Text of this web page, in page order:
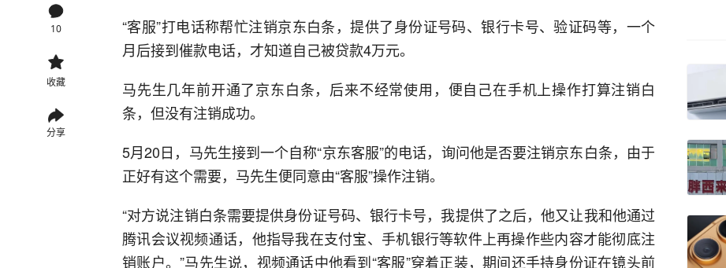
10
收藏
分享
“客服”打电话称帮忙注销京东白条，提供了身份证号码、银行卡号、验证码等，一个
月后接到催款电话，才知道自己被贷款4万元。
马先生几年前开通了京东白条，后来不经常使用，便自己在手机上操作打算注销白
条，但没有注销成功。
5月20日，马先生接到一个自称“京东客服”的电话，询问他是否要注销京东白条，由于
正好有这个需要，马先生便同意由“客服”操作注销。
“对方说注销白条需要提供身份证号码、银行卡号，我提供了之后，他又让我和他通过
腾讯会议视频通话，他指导我在支付宝、手机银行等软件上再操作些内容才能彻底注
销账户。”马先生说，视频通话中他看到“客服”穿着正装，期间还手持身份证在镜头前